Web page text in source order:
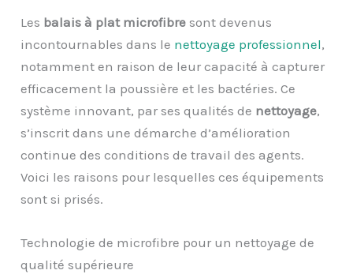
Les balais à plat microfibre sont devenus
incontournables dans le nettoyage professionnel,
notamment en raison de leur capacité à capturer
efficacement la poussière et les bactéries. Ce
système innovant, par ses qualités de nettoyage,
s’inscrit dans une démarche d’amélioration
continue des conditions de travail des agents.
Voici les raisons pour lesquelles ces équipements
sont si prisés.
Technologie de microfibre pour un nettoyage de
qualité supérieure